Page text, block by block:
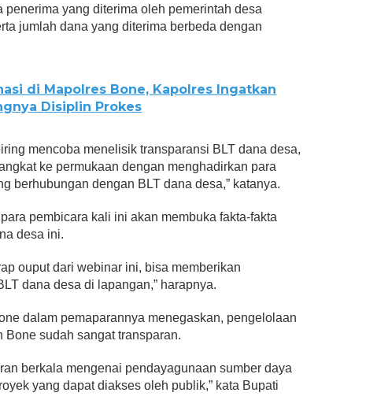
penerima yang diterima oleh pemerintah desa
jumlah dana yang diterima berbeda dengan
di Mapolres Bone, Kapolres Ingatkan
Disiplin Prokes
mencoba menelisik transparansi BLT dana desa,
ke permukaan dengan menghadirkan para
berhubungan dengan BLT dana desa,” katanya.
pembicara kali ini akan membuka fakta-fakta
desa ini.
ouput dari webinar ini, bisa memberikan
dana desa di lapangan,” harapnya.
dalam pemaparannya menegaskan, pengelolaan
Bone sudah sangat transparan.
berkala mengenai pendayagunaan sumber daya
yang dapat diakses oleh publik,” kata Bupati